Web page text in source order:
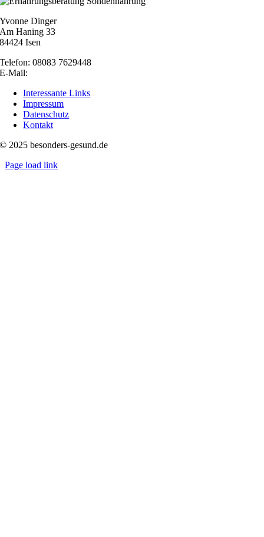
Yvonne Dinger
Am Haning 33
84424 Isen
Telefon: 08083 7629448
E-Mail:
Interessante Links
Impressum
Datenschutz
Kontakt
© 2025 besonders-gesund.de
Page load link